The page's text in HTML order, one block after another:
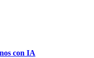
con IA